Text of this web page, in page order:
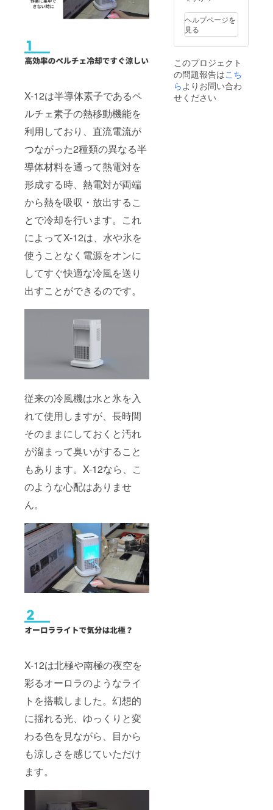
X-12は半導体素子であるペ
ルチェ素子の熱移動機能を
利用しており、直流電流が
つながった2種類の異なる半
導体材料を通って熱電対を
形成する時、熱電対が両端
から熱を吸収・放出するこ
とで冷却を行います。これ
によってX-12は、水や氷を
使うことなく電源をオンに
してすぐ快適な冷風を送り
出すことができるのです。
従来の冷風機は水と氷を入
れて使用しますが、長時間
そのままにしておくと汚れ
が溜まって臭いがすること
もあります。X-12なら、こ
のような心配はありませ
ん。
X-12は北極や南極の夜空を
彩るオーロラのようなライ
トを搭載しました。幻想的
に揺れる光、ゆっくりと変
わる色を見ながら、目から
も涼しさを感じていただけ
ます。
ヘルプページを
見る
このプロジェクト
の問題報告はこち
らよりお問い合わ
せください